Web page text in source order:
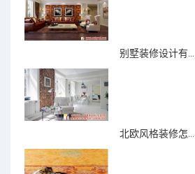
别墅装修设计有...
北欧风格装修怎...